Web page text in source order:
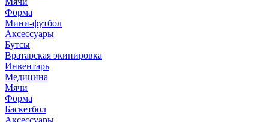
Форма
Мини-футбол
Аксессуары
Бутсы
Вратарская экипировка
Инвентарь
Медицина
Мячи
Форма
Баскетбол
Аксессуары